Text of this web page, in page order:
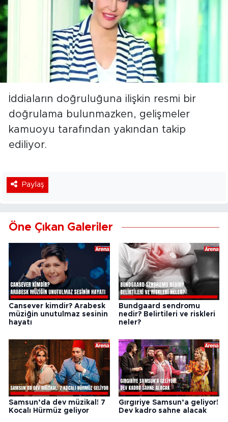
İddiaların doğruluğuna ilişkin resmi bir
doğrulama bulunmazken, gelişmeler
kamuoyu tarafından yakından takip
ediliyor.
Paylaş
Öne Çıkan Galeriler
Cansever kimdir? Arabesk
müziğin unutulmaz sesinin
hayatı
Bundgaard sendromu
nedir? Belirtileri ve riskleri
neler?
Samsun’da dev müzikal! 7
Kocalı Hürmüz geliyor
Gırgıriye Samsun’a geliyor!
Dev kadro sahne alacak